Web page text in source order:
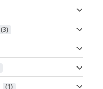
(3)
(1)